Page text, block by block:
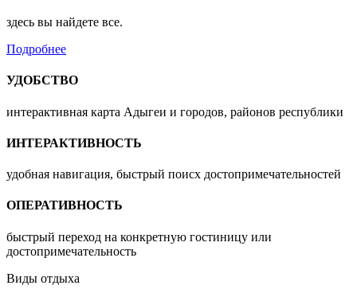
здесь вы найдете все.
Подробнее
УДОБСТВО
интерактивная карта Адыгеи и городов, районов республики
ИНТЕРАКТИВНОСТЬ
удобная навигация, быстрый поисх достопримечательностей
ОПЕРАТИВНОСТЬ
быстрый переход на конкретную гостиницу или
достопримечательность
Виды отдыха